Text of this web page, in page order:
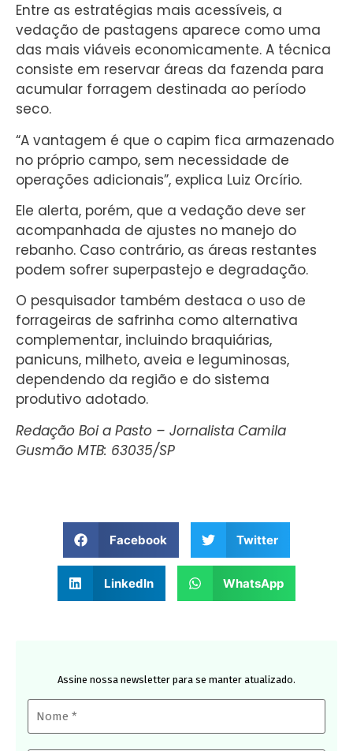
Entre as estratégias mais acessíveis, a
vedação de pastagens aparece como uma
das mais viáveis economicamente. A técnica
consiste em reservar áreas da fazenda para
acumular forragem destinada ao período
seco.
“A vantagem é que o capim fica armazenado
no próprio campo, sem necessidade de
operações adicionais”, explica Luiz Orcírio.
Ele alerta, porém, que a vedação deve ser
acompanhada de ajustes no manejo do
rebanho. Caso contrário, as áreas restantes
podem sofrer superpastejo e degradação.
O pesquisador também destaca o uso de
forrageiras de safrinha como alternativa
complementar, incluindo braquiárias,
panicuns, milheto, aveia e leguminosas,
dependendo da região e do sistema
produtivo adotado.
Redação Boi a Pasto – Jornalista Camila
Gusmão MTB: 63035/SP
Facebook Twitter
LinkedIn WhatsApp
Assine nossa newsletter para se manter atualizado.